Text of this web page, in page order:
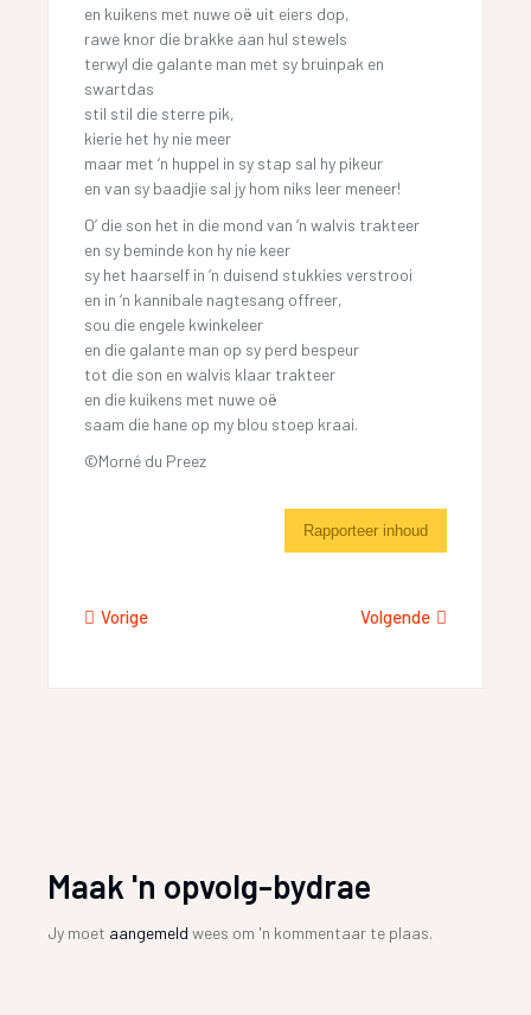
en kuikens met nuwe oë uit eiers dop,
rawe knor die brakke aan hul stewels
terwyl die galante man met sy bruinpak en
swartdas
stil stil die sterre pik,
kierie het hy nie meer
maar met ‘n huppel in sy stap sal hy pikeur
en van sy baadjie sal jy hom niks leer meneer!
O’ die son het in die mond van ‘n walvis trakteer
en sy beminde kon hy nie keer
sy het haarself in ‘n duisend stukkies verstrooi
en in ‘n kannibale nagtesang offreer,
sou die engele kwinkeleer
en die galante man op sy perd bespeur
tot die son en walvis klaar trakteer
en die kuikens met nuwe oë
saam die hane op my blou stoep kraai.
©Morné du Preez
Rapporteer inhoud
Vorige Volgende
Maak 'n opvolg-bydrae
Jy moet aangemeld wees om 'n kommentaar te plaas.